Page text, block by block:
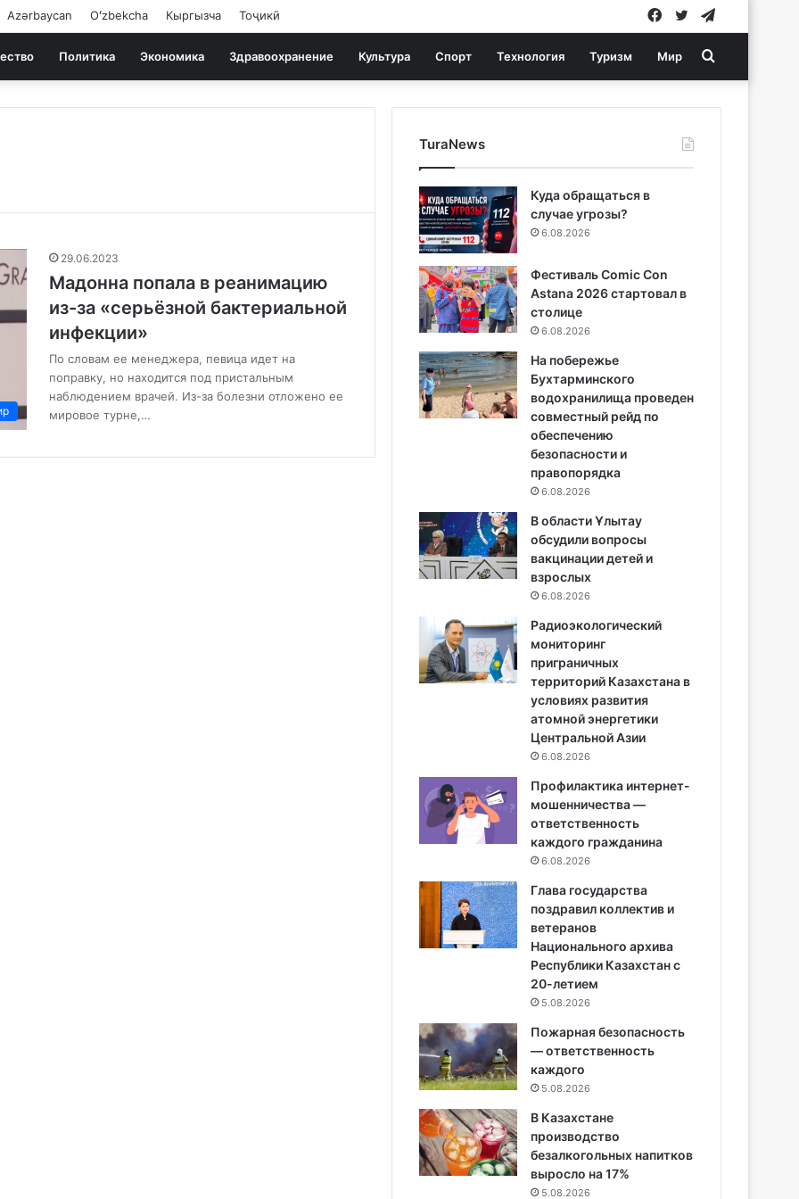
Azərbaycan Oʻzbekcha Кыргызча Тоҷикӣ Twitter
Facebook
Политика Экономика Здравоохранение Культура Спорт Технология Туризм Мир Search
for
29.06.2023
Мадонна попала в реанимацию
из-за «серьёзной бактериальной
инфекции»
По словам ее менеджера, певица идет на
поправку, но находится под пристальным
наблюдением врачей. Из-за болезни отложено ее
мировое турне,…
TuraNews
Куда обращаться в
случае угрозы?
6.08.2026
Фестиваль Comic Con
Astana 2026 стартовал в
столице
6.08.2026
На побережье
Бухтарминского
водохранилища проведен
совместный рейд по
обеспечению
безопасности и
правопорядка
6.08.2026
В области Ұлытау
обсудили вопросы
вакцинации детей и
взрослых
6.08.2026
Радиоэкологический
мониторинг
приграничных
территорий Казахстана в
условиях развития
атомной энергетики
Центральной Азии
6.08.2026
Профилактика интернет-
мошенничества —
ответственность
каждого гражданина
6.08.2026
Глава государства
поздравил коллектив и
ветеранов
Национального архива
Республики Казахстан с
20-летием
5.08.2026
Пожарная безопасность
— ответственность
каждого
5.08.2026
В Казахстане
производство
безалкогольных напитков
выросло на 17%
5.08.2026